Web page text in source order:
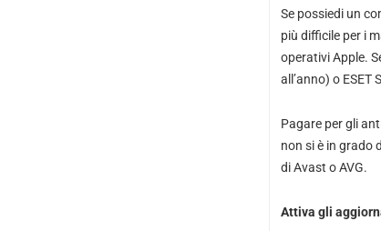
Se possiedi un
più difficile per i
operativi Apple.
all’anno) o ESET
Pagare per gli
non si è in grado
diAvast oAVG.
Attiva gli